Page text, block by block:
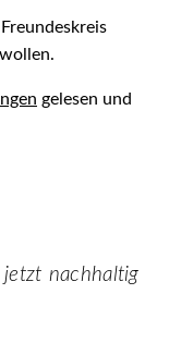
gelesen und
nachhaltig